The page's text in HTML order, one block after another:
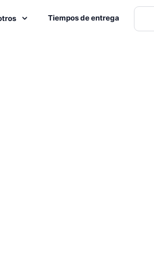
Tiempos de entrega